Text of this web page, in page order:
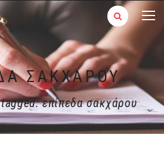
ΣΑΚΧΆΡΟΥ
επίπεδα σακχάρου